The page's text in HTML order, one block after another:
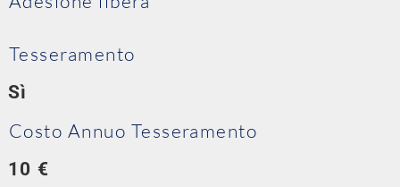
Tesseramento
Sì
Costo Annuo Tesseramento
10 €